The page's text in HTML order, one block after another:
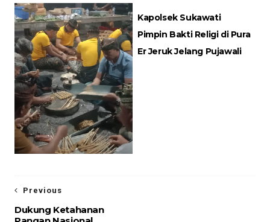
Kapolsek Sukawati
Pimpin Bakti Religi di Pura
Er Jeruk Jelang Pujawali
Previous
Dukung Ketahanan